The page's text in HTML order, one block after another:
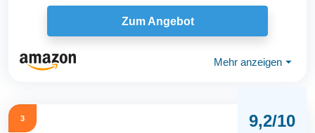
Zum Angebot
Mehr anzeigen ⏷
3 9,2/10